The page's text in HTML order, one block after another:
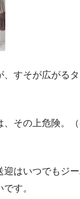
、すそが広がる
、その上危険。
迎はいつでもジ
す。